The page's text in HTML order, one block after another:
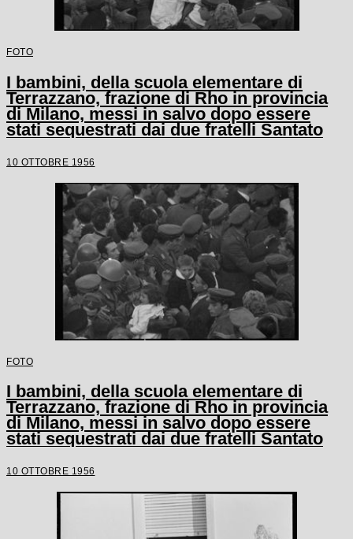
FOTO
I bambini, della scuola elementare di
Terrazzano, frazione di Rho in provincia
di Milano, messi in salvo dopo essere
stati sequestrati dai due fratelli Santato
10 OTTOBRE 1956
FOTO
I bambini, della scuola elementare di
Terrazzano, frazione di Rho in provincia
di Milano, messi in salvo dopo essere
stati sequestrati dai due fratelli Santato
10 OTTOBRE 1956